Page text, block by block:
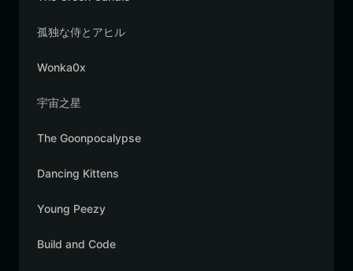
孤独な侍とアヒル
Wonka0x
宇宙之星
The Goonpocalypse
Dancing Kittens
Young Peezy
Build and Code